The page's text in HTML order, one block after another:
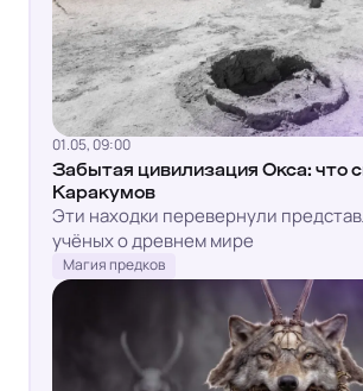
01.05, 09:00
Забытая цивилизация Окса: что
Каракумов
Эти находки перевернули
учёных о древнем мире
Магия предков